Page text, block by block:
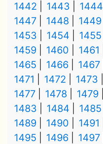
1442
1443 1444
1447
1448 1449
1453
1454 1455
1459
1460 1461
1465
1466 1467
1471
1472 1473
1477
1478 1479
1483
1484 1485
1489
1490 1491
1495
1496 1497